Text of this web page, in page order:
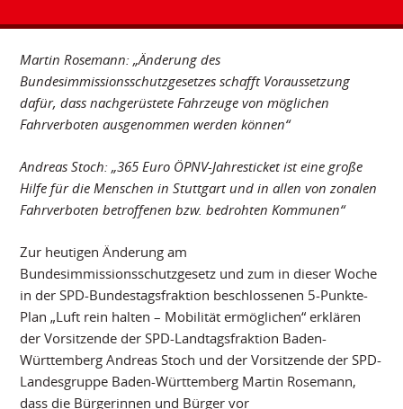
Martin Rosemann: „Änderung des
Bundesimmissionsschutzgesetzes schafft Voraussetzung
dafür, dass nachgerüstete Fahrzeuge von möglichen
Fahrverboten ausgenommen werden können“
Andreas Stoch: „365 Euro ÖPNV-Jahresticket ist eine große
Hilfe für die Menschen in Stuttgart und in allen von zonalen
Fahrverboten betroffenen bzw. bedrohten Kommunen“
Zur heutigen Änderung am
Bundesimmissionsschutzgesetz und zum in dieser Woche
in der SPD-Bundestagsfraktion beschlossenen 5-Punkte-
Plan „Luft rein halten – Mobilität ermöglichen“ erklären
der Vorsitzende der SPD-Landtagsfraktion Baden-
Württemberg Andreas Stoch und der Vorsitzende der SPD-
Landesgruppe Baden-Württemberg Martin Rosemann,
dass die Bürgerinnen und Bürger vor